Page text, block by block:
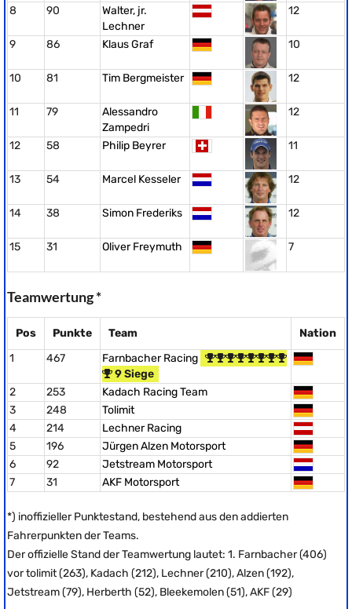
8 90
Walter, jr.
Lechner
12
9 86 Klaus Graf 10
10 81 Tim Bergmeister 12
11 79
Alessandro
Zampedri
12
12 58 Philip Beyrer 11
13 54 Marcel Kesseler 12
14 38 Simon Frederiks 12
15 31 Oliver Freymuth 7
Teamwertung *
Pos Punkte Team
Nation
1
467
Farnbacher Racing
9 Siege
2
253
Kadach Racing Team
3
248
Tolimit
4
214
Lechner Racing
5
196
Jürgen Alzen Motorsport
6
92
Jetstream Motorsport
7
31 AKF Motorsport
*) inoffizieller Punktestand, bestehend aus den addierten
Fahrerpunkten der Teams.
Der offizielle Stand der Teamwertung lautet: 1. Farnbacher (406)
vor tolimit (263), Kadach (212), Lechner (210), Alzen (192),
Jetstream (79), Herberth (52), Bleekemolen (51), AKF (29)